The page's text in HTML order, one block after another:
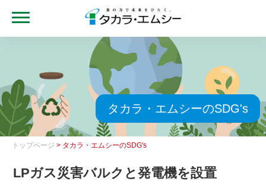
ブランド・店舗
マムアプリ
マムEdy
会社概要
タカラ・エムシーのSDG's
トップページ > タカラ・エムシーのSDG's
LPガス災害バルクと発電機を設置